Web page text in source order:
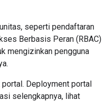
seperti pendaftaran
Berbasis Peran (RBAC)
mengizinkan pengguna
Deployment portal
selengkapnya, lihat